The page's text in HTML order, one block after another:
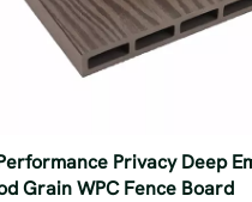
Privacy Deep
Grain WPC Fence Board